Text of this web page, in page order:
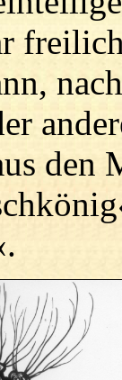
den